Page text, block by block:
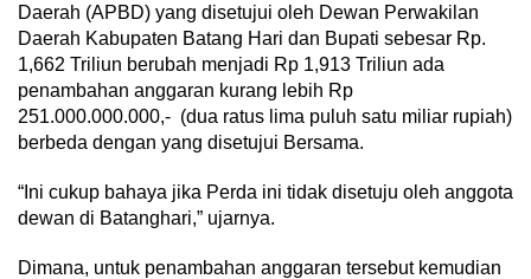
Daerah (APBD) yang disetujui oleh Dewan Perwakilan
Daerah Kabupaten Batang Hari dan Bupati sebesar Rp.
1,662 Triliun berubah menjadi Rp 1,913 Triliun ada
penambahan anggaran kurang lebih Rp
251.000.000.000,- (dua ratus lima puluh satu miliar rupiah)
berbeda dengan yang disetujui Bersama.
“Ini cukup bahaya jika Perda ini tidak disetuju oleh anggota
dewan di Batanghari,” ujarnya.
Dimana, untuk penambahan anggaran tersebut kemudian